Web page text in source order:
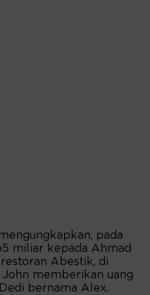
pada
miliar kepada Ahmad
restoran Abestik, di
John memberikan uang
bernama Alex.